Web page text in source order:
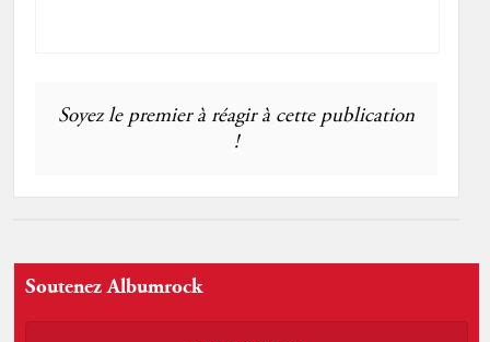
Soyez le premier à réagir à cette publication
!
Soutenez Albumrock